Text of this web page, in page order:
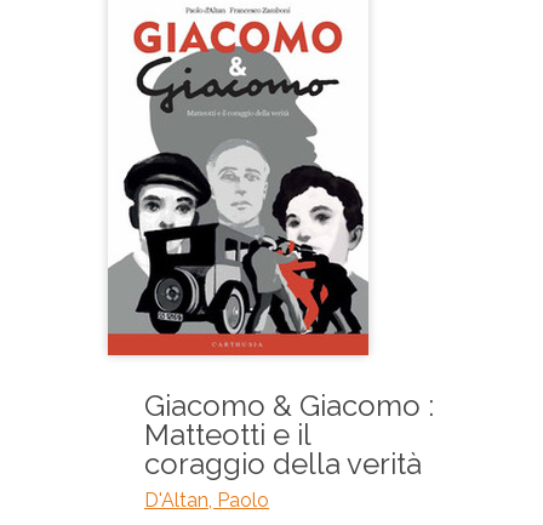
Giacomo & Giacomo :
Matteotti e il
coraggio della verità
D'Altan, Paolo